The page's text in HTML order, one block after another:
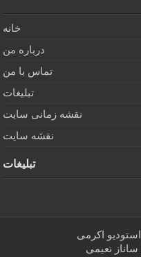
خانه
درباره من
تماس با من
تبلیغات
نقشه زمانی سایت
نقشه سایت
تبلیغات
استودیو اکرمی
ساناز نعیمی